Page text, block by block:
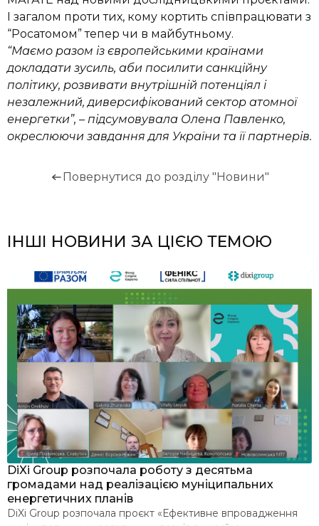
І загалом проти тих, кому кортить співпрацювати з
“Росатомом” тепер чи в майбутньому.
“Маємо разом із європейськими країнами
докладати зусиль, аби посилити санкційну
політику, розвивати внутрішній потенціял і
незалежний, диверсифікований сектор атомної
енергетки”, – підсумовувала Олена Павленко,
окреслюючи завдання для України та її партнерів.
Повернутися до розділу "Новини"
ІНШІ НОВИНИ ЗА ЦІЄЮ ТЕМОЮ
DiXi Group розпочала роботу з десятьма
громадами над реалізацією муніципальних
енергетичних планів
DiXi Group розпочала проєкт «Ефективне впровадження